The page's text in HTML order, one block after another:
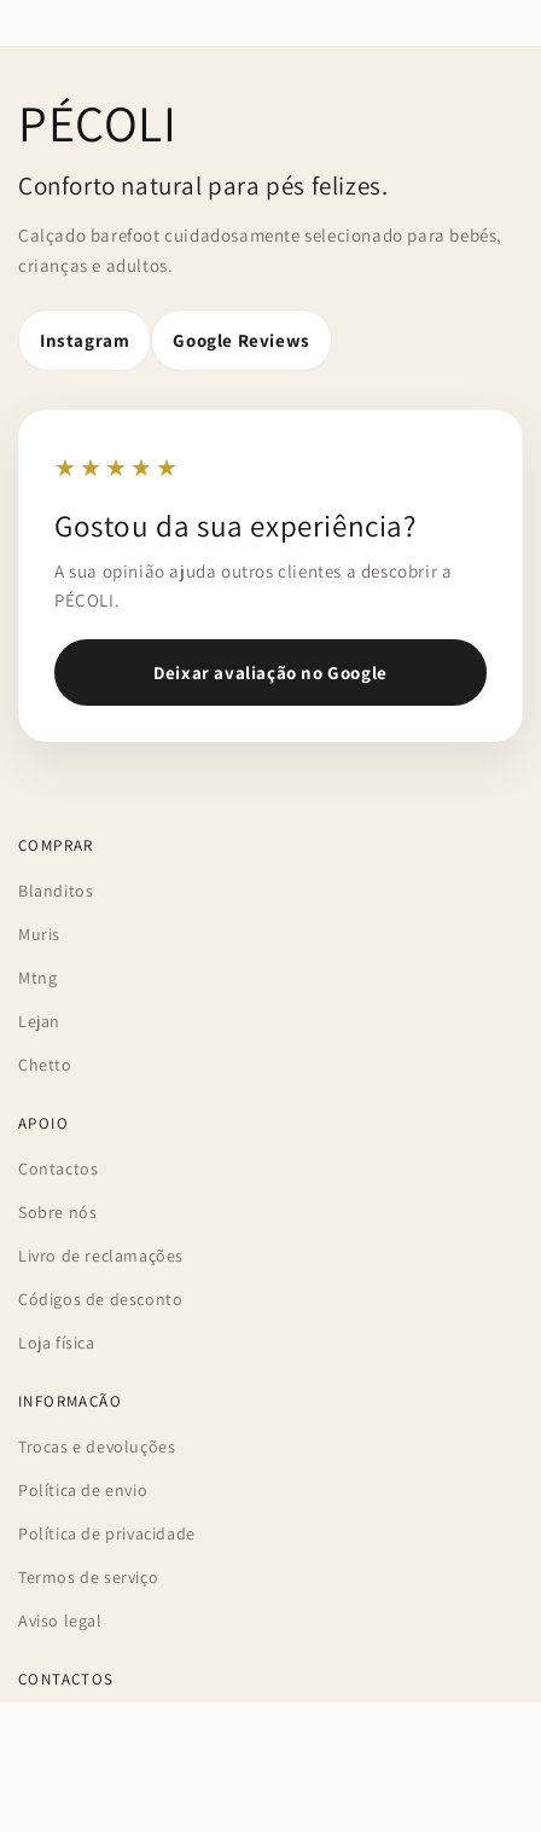
PÉCOLI
Conforto natural para pés felizes.
Calçado barefoot cuidadosamente selecionado para bebés,
crianças e adultos.
Instagram Google Reviews
★★★★★
Gostou da sua experiência?
A sua opinião ajuda outros clientes a descobrir a
PÉCOLI.
Deixar avaliação no Google
COMPRAR
Blanditos
Muris
Mtng
Lejan
Chetto
APOIO
Contactos
Sobre nós
Livro de reclamações
Códigos de desconto
Loja física
INFORMAÇÃO
Trocas e devoluções
Política de envio
Política de privacidade
Termos de serviço
Aviso legal
CONTACTOS